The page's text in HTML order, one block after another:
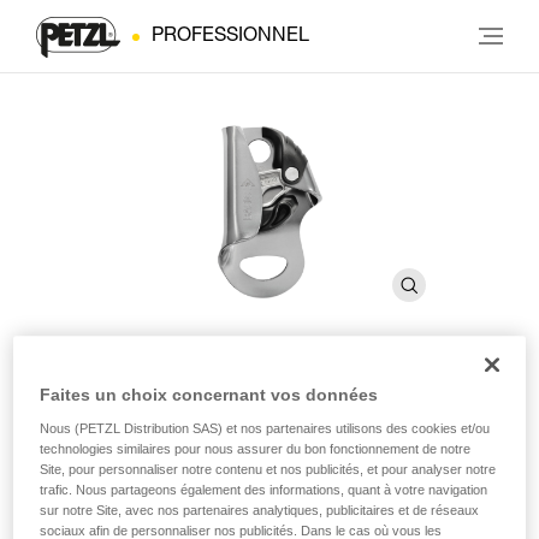
PROFESSIONNEL
BASIC
Bloqueur compact polyvalent
Le bloqueur BASIC est particulièrement compact, ce qui lui
Faites un choix concernant vos données
Nous (PETZL Distribution SAS) et nos partenaires utilisons des cookies et/ou
technologies similaires pour nous assurer du bon fonctionnement de notre
Site, pour personnaliser notre contenu et nos publicités, et pour analyser notre
trafic. Nous partageons également des informations, quant à votre navigation
sur notre Site, avec nos partenaires analytiques, publicitaires et de réseaux
sociaux afin de personnaliser nos publicités. Dans le cas où vous les